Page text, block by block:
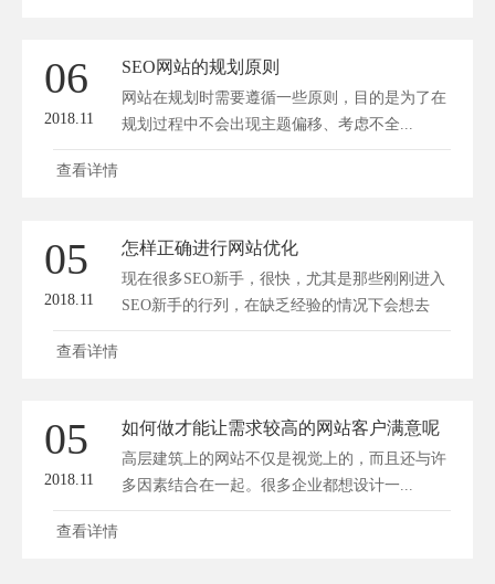
06
2018.11
SEO网站的规划原则
网站在规划时需要遵循一些原则，目的是为了在
规划过程中不会出现主题偏移、考虑不全...
查看详情
05
2018.11
怎样正确进行网站优化
现在很多SEO新手，很快，尤其是那些刚刚进入
SEO新手的行列，在缺乏经验的情况下会想去
优...
查看详情
05
2018.11
如何做才能让需求较高的网站客户满意呢
高层建筑上的网站不仅是视觉上的，而且还与许
多因素结合在一起。很多企业都想设计一...
查看详情